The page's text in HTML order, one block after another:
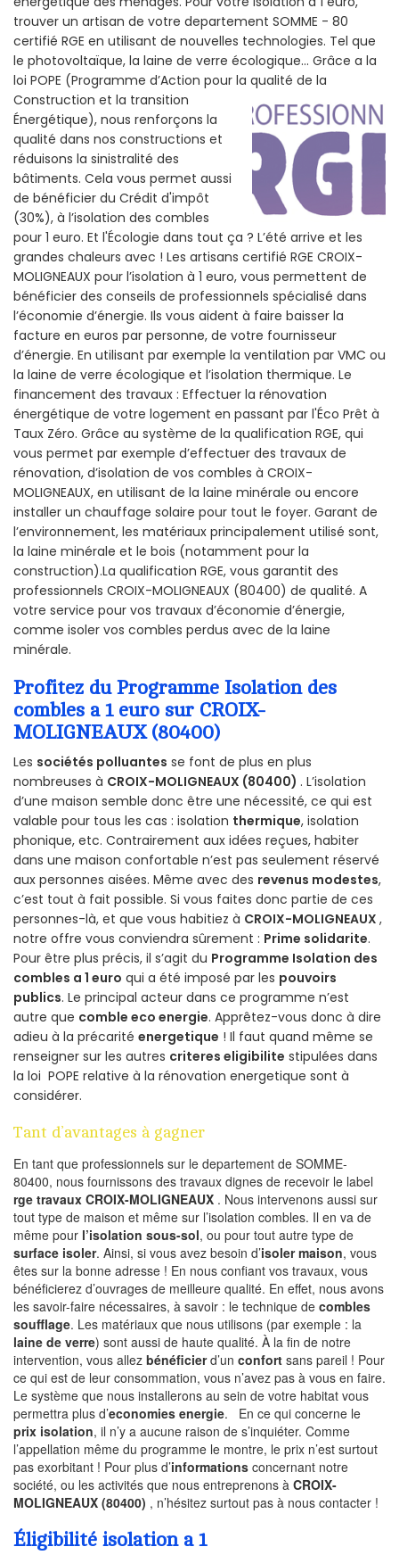
trouver un artisan de votre departement SOMME - 80
certifié RGE en utilisant de nouvelles technologies. Tel que
le photovoltaïque, la laine de verre écologique... Grâce a la
loi POPE (Programme d’Action pour la qualité de la
Construction et la transition
Énergétique), nous renforçons la
qualité dans nos constructions et
réduisons la sinistralité des
bâtiments. Cela vous permet aussi
de bénéficier du Crédit d'impôt
(30%), à l’isolation des combles
pour 1 euro. Et l'Écologie dans tout ça ? L’été arrive et les
grandes chaleurs avec ! Les artisans certifié RGE CROIX-
MOLIGNEAUX pour l’isolation à 1 euro, vous permettent de
bénéficier des conseils de professionnels spécialisé dans
l’économie d’énergie. Ils vous aident à faire baisser la
facture en euros par personne, de votre fournisseur
d’énergie. En utilisant par exemple la ventilation par VMC ou
la laine de verre écologique et l’isolation thermique. Le
financement des travaux : Effectuer la rénovation
énergétique de votre logement en passant par l'Éco Prêt à
Taux Zéro. Grâce au système de la qualification RGE, qui
vous permet par exemple d’effectuer des travaux de
rénovation, d’isolation de vos combles à CROIX-
MOLIGNEAUX, en utilisant de la laine minérale ou encore
installer un chauffage solaire pour tout le foyer. Garant de
l’environnement, les matériaux principalement utilisé sont,
la laine minérale et le bois (notamment pour la
construction).La qualification RGE, vous garantit des
professionnels CROIX-MOLIGNEAUX (80400) de qualité. A
votre service pour vos travaux d’économie d’énergie,
comme isoler vos combles perdus avec de la laine
minérale.
Profitez du Programme Isolation des
combles a 1 euro sur CROIX-
MOLIGNEAUX (80400)
Les sociétés polluantes se font de plus en plus
nombreuses à CROIX-MOLIGNEAUX (80400) . L’isolation
d’une maison semble donc être une nécessité, ce qui est
valable pour tous les cas : isolation thermique, isolation
phonique, etc. Contrairement aux idées reçues, habiter
dans une maison confortable n’est pas seulement réservé
aux personnes aisées. Même avec des revenus modestes,
c’est tout à fait possible. Si vous faites donc partie de ces
personnes-là, et que vous habitiez à CROIX-MOLIGNEAUX ,
notre offre vous conviendra sûrement : Prime solidarite.
Pour être plus précis, il s’agit du Programme Isolation des
combles a 1 euro qui a été imposé par les pouvoirs
publics. Le principal acteur dans ce programme n’est
autre que comble eco energie. Apprêtez-vous donc à dire
adieu à la précarité energetique ! Il faut quand même se
renseigner sur les autres criteres eligibilite stipulées dans
la loi POPE relative à la rénovation energetique sont à
considérer.
Tant d’avantages à gagner
En tant que professionnels sur le departement de SOMME-
80400, nous fournissons des travaux dignes de recevoir le label
rge travaux CROIX-MOLIGNEAUX . Nous intervenons aussi sur
tout type de maison et même sur l’isolation combles. Il en va de
même pour l’isolation sous-sol, ou pour tout autre type de
surface isoler. Ainsi, si vous avez besoin d’isoler maison, vous
êtes sur la bonne adresse ! En nous confiant vos travaux, vous
bénéficierez d’ouvrages de meilleure qualité. En effet, nous avons
les savoir-faire nécessaires, à savoir : le technique de combles
soufflage. Les matériaux que nous utilisons (par exemple : la
laine de verre) sont aussi de haute qualité. À la fin de notre
intervention, vous allez bénéficierd’un confort sans pareil ! Pour
ce qui est de leur consommation, vous n’avez pas à vous en faire.
Le système que nous installerons au sein de votre habitat vous
permettra plus d’economies energie. En ce qui concerne le
prix isolation, il n’y a aucune raison de s’inquiéter. Comme
l’appellation même du programme le montre, le prix n’est surtout
pas exorbitant ! Pour plus d’informations concernant notre
société, ou les activités que nous entreprenons à CROIX-
MOLIGNEAUX (80400) , n’hésitez surtout pas à nous contacter !
Éligibilité isolation a 1